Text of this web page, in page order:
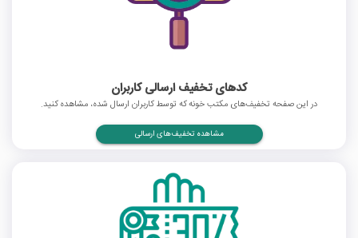
کدهای تخفیف ارسالی کاربران
در این صفحه تخفیف‌های مکتب خونه که توسط کاربران ارسال شده، مشاهده کنید.
مشاهده تخفیف‌های ارسالی